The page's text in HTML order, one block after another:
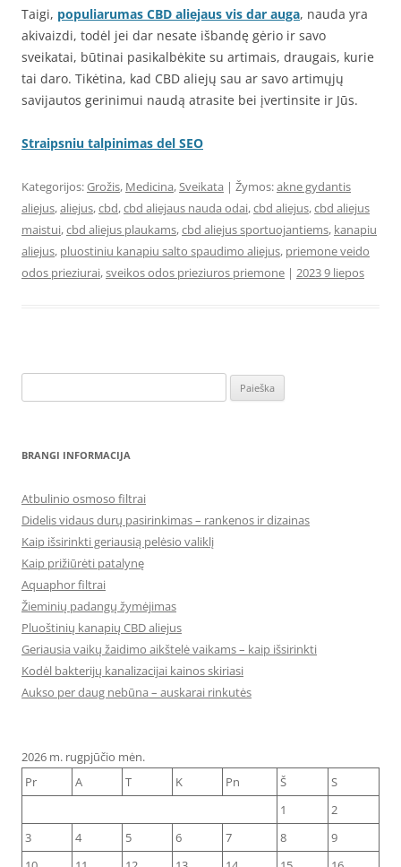
Taigi, populiarumas CBD aliejaus vis dar auga, nauda yra
akivaizdi, todėl jei dar nesate išbandę gėrio ir savo
sveikatai, būtinai pasikalbėkite su artimais, draugais, kurie
tai daro. Tikėtina, kad CBD aliejų sau ar savo artimųjų
savijautos gerinimui naudą atrasite bei įvertinsite ir Jūs.
Straipsniu talpinimas del SEO
Kategorijos:Grožis, Medicina,Sveikata | Žymos:akne gydantis
aliejus,aliejus,cbd,cbd aliejaus nauda odai,cbd aliejus,cbd aliejus
maistui,cbd aliejus plaukams,cbd aliejus sportuojantiems, kanapiu
aliejus, pluostiniu kanapiu salto spaudimo aliejus, priemone veido
odos prieziurai,sveikos odos prieziuros priemone | 2023 9 liepos
BRANGI INFORMACIJA
Atbulinio osmoso filtrai
Didelis vidaus durų pasirinkimas – rankenos ir dizainas
Kaip išsirinkti geriausią pelėsio valiklį
Kaip prižiūrėti patalynę
Aquaphor filtrai
Žieminių padangų žymėjimas
Pluoštinių kanapių CBD aliejus
Geriausia vaikų žaidimo aikštelė vaikams – kaip išsirinkti
Kodėl bakterijų kanalizacijai kainos skiriasi
Aukso per daug nebūna – auskarai rinkutės
2026 m. rugpjūčio mėn.
Pr
A T K Pn Š
S
1
2
3
4 5 6 7 8
9